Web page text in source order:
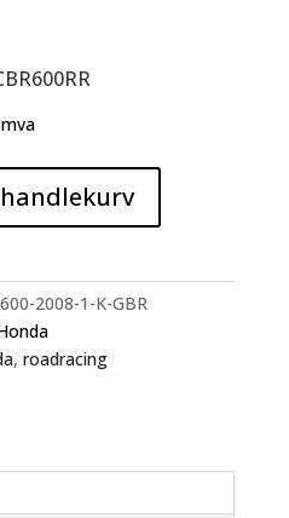
2008-1-K-GBR
, roadracing